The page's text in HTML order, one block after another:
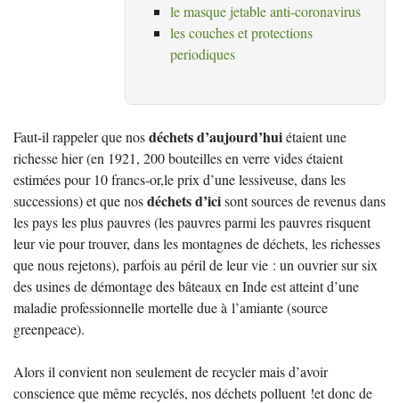
le masque jetable anti-coronavirus
les couches et protections
periodiques
Faut-il rappeler que nosdéchets d’aujourd’huiétaient une
richesse hier (en 1921, 200 bouteilles en verre vides étaient
estimées pour 10 francs-or,le prix d’une lessiveuse, dans les
successions) et que nosdéchets d’icisont sources de revenus dans
les pays les plus pauvres (les pauvres parmi les pauvres risquent
leur vie pour trouver, dans les montagnes de déchets, les richesses
que nous rejetons), parfois au péril de leur vie : un ouvrier sur six
des usines de démontage des bâteaux en Inde est atteint d’une
maladie professionnelle mortelle due à l’amiante (source
greenpeace).
Alors il convient non seulement de recycler mais d’avoir
conscience que même recyclés, nos déchets polluent !et donc de